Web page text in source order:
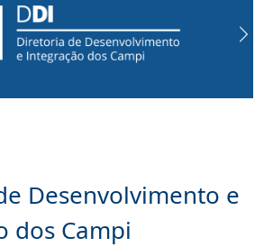
Desenvolvimento e
dos Campi